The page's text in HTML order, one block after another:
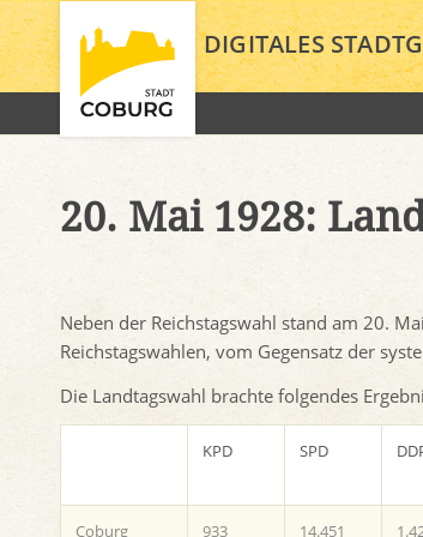
DIGITALES
20. Mai 1928:
Neben der Reichstagswahl stand am 20.
Reichstagswahlen, vom Gegensatz der
Die Landtagswahl brachte folgendes
KPD SPD
Coburg 933 14.451